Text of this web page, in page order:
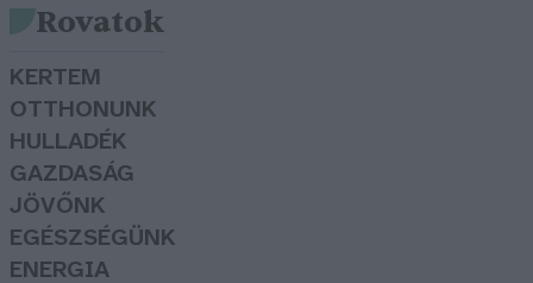
Rovatok
KERTEM
OTTHONUNK
HULLADÉK
GAZDASÁG
JÖVŐNK
EGÉSZSÉGÜNK
ENERGIA